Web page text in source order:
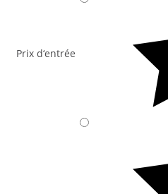
Prix d‘entrée